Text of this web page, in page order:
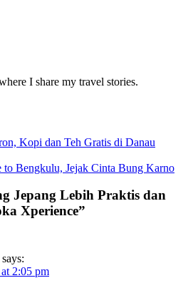
I share my travel stories.
Kopi dan Teh Gratis di Danau
to Bengkulu, Jejak Cinta Bung Karno
Jepang Lebih Praktis dan
Xperience”
says:
2:05 pm